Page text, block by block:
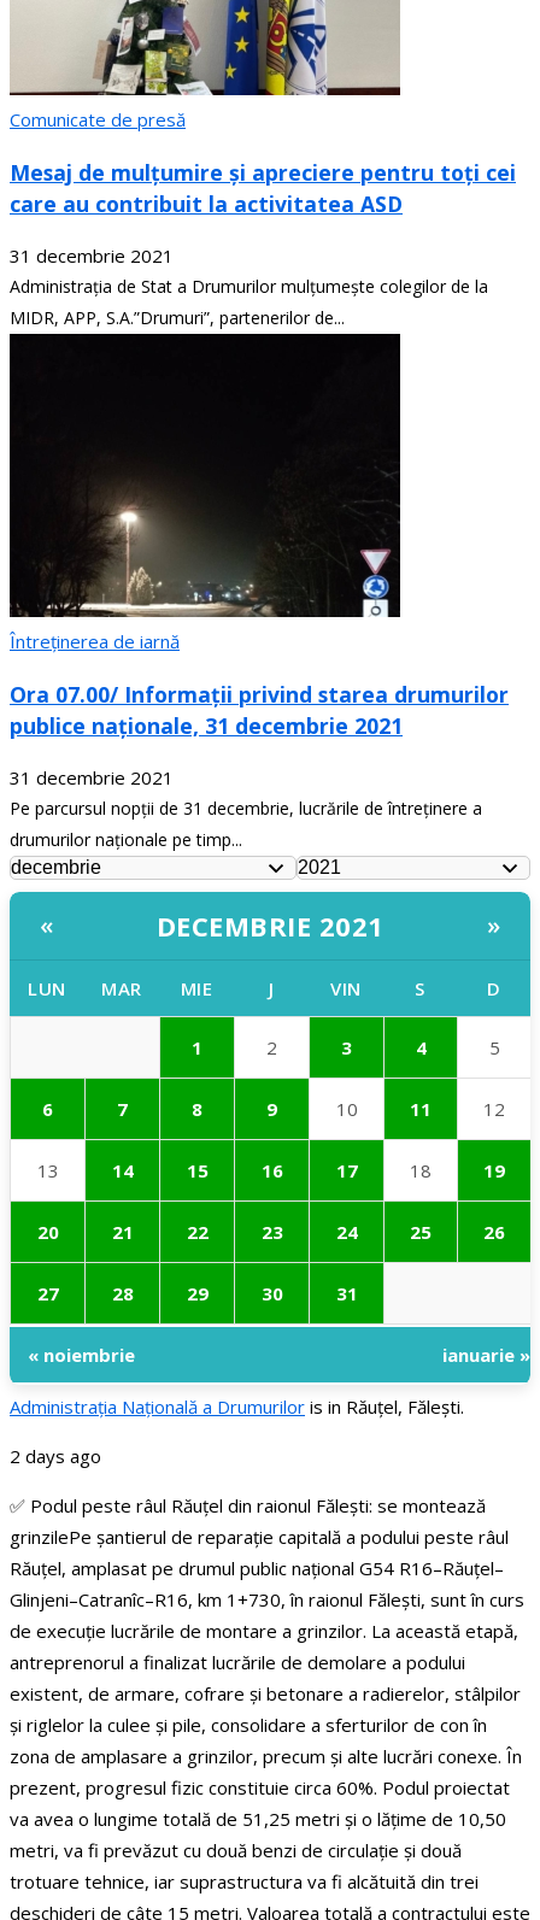
Comunicate de presă
Mesaj de mulțumire și apreciere pentru toți cei
care au contribuit la activitatea ASD
31 decembrie 2021
Administrația de Stat a Drumurilor mulțumește colegilor de la
MIDR, APP, S.A.”Drumuri”, partenerilor de...
Întreținerea de iarnă
Ora 07.00/ Informații privind starea drumurilor
publice naționale, 31 decembrie 2021
31 decembrie 2021
Pe parcursul nopții de 31 decembrie, lucrările de întreținere a
drumurilor naționale pe timp...
« DECEMBRIE 2021 »
LUN MAR MIE J VIN S D
1 2 3 4 5
6 7 8 9 10 11 12
13 14 15 16 17 18 19
20 21 22 23 24 25 26
27 28 29 30 31
« noiembrie ianuarie »
Administraţia Națională a Drumurilor is in Răuțel, Fălești.
2 days ago
✅ Podul peste râul Răuțel din raionul Fălești: se montează
grinzilePe șantierul de reparație capitală a podului peste râul
Răuțel, amplasat pe drumul public național G54 R16–Răuțel–
Glinjeni–Catranîc–R16, km 1+730, în raionul Fălești, sunt în curs
de execuție lucrările de montare a grinzilor. La această etapă,
antreprenorul a finalizat lucrările de demolare a podului
existent, de armare, cofrare și betonare a radierelor, stâlpilor
și riglelor la culee și pile, consolidare a sferturilor de con în
zona de amplasare a grinzilor, precum și alte lucrări conexe. În
prezent, progresul fizic constituie circa 60%. Podul proiectat
va avea o lungime totală de 51,25 metri și o lățime de 10,50
metri, va fi prevăzut cu două benzi de circulație și două
trotuare tehnice, iar suprastructura va fi alcătuită din trei
deschideri de câte 15 metri. Valoarea totală a contractului este